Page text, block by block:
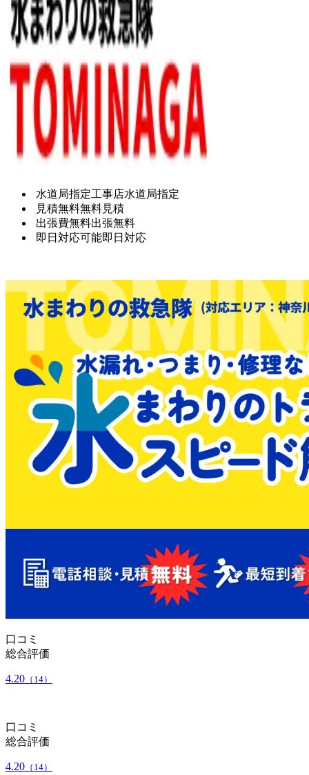
水道局指定工事店水道局指定
見積無料無料見積
出張費無料出張無料
即日対応可能即日対応
口コミ
総合評価
4.20 （14）
口コミ
総合評価
4.20 （14）